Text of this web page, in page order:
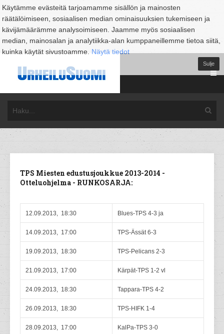
Käytämme evästeitä tarjoamamme sisällön ja mainosten
räätälöimiseen, sosiaalisen median ominaisuuksien tukemiseen ja
kävijämäärämme analysoimiseen. Jaamme myös sosiaalisen
median, mainosalan ja analytiikka-alan kumppaneillemme tietoa siitä,
kuinka käytät sivustoamme. Näytä tiedot
Sulje
TPS Miesten edustusjoukkue 2013-2014 -
Otteluohjelma - RUNKOSARJA:
12.09.2013, 18:30 Blues-TPS 4-3 ja
14.09.2013, 17:00 TPS-Ässät 6-3
19.09.2013, 18:30 TPS-Pelicans 2-3
21.09.2013, 17:00 Kärpät-TPS 1-2 vl
24.09.2013, 18:30 Tappara-TPS 4-2
26.09.2013, 18:30 TPS-HIFK 1-4
28.09.2013, 17:00 KalPa-TPS 3-0